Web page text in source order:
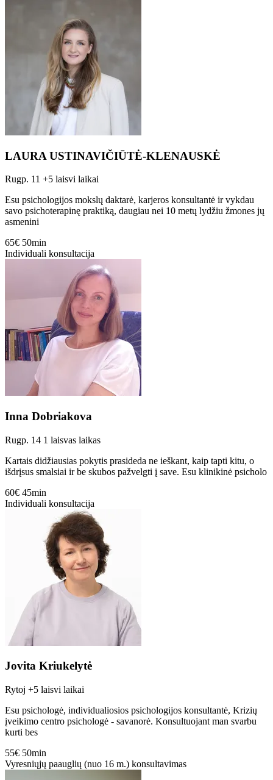
LAURA USTINAVIČIŪTĖ-KLENAUSKĖ
Rugp. 11 +5 laisvi laikai
Esu psichologijos mokslų daktarė, karjeros konsultantė ir vykdau
savo psichoterapinę praktiką, daugiau nei 10 metų lydžiu žmones jų
asmenini
65€ 50min
Individuali konsultacija
Inna Dobriakova
Rugp. 14 1 laisvas laikas
Kartais didžiausias pokytis prasideda ne ieškant, kaip tapti kitu, o
išdrįsus smalsiai ir be skubos pažvelgti į save. Esu klinikinė psicholo
60€ 45min
Individuali konsultacija
Jovita Kriukelytė
Rytoj +5 laisvi laikai
Esu psichologė, individualiosios psichologijos konsultantė, Krizių
įveikimo centro psichologė - savanorė. Konsultuojant man svarbu
kurti bes
55€ 50min
Vyresniųjų paauglių (nuo 16 m.) konsultavimas